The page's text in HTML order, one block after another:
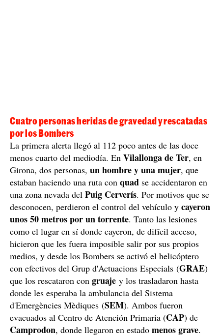
Cuatro personas heridas de gravedad y rescatadas
por los Bombers
La primera alerta llegó al 112 poco antes de las doce
menos cuarto del mediodía. En Vilallonga de Ter, en
Girona, dos personas, un hombre y una mujer, que
estaban haciendo una ruta con quad se accidentaron en
una zona nevada del Puig Cerverís. Por motivos que se
desconocen, perdieron el control del vehículo y cayeron
unos 50 metros por un torrente. Tanto las lesiones
como el lugar en sí donde cayeron, de difícil acceso,
hicieron que les fuera imposible salir por sus propios
medios, y desde los Bombers se activó el helicóptero
con efectivos del Grup d'Actuacions Especials (GRAE)
que los rescataron con gruaje y los trasladaron hasta
donde les esperaba la ambulancia del Sistema
d'Emergències Mèdiques (SEM). Ambos fueron
evacuados al Centro de Atención Primaria (CAP) de
Camprodon, donde llegaron en estado menos grave.